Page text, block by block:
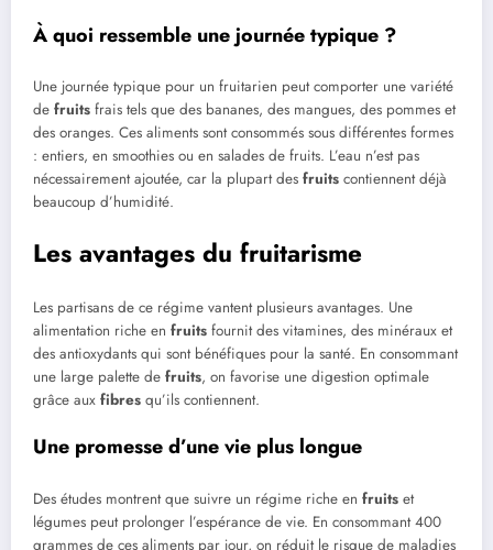
À quoi ressemble une journée typique ?
Une journée typique pour un fruitarien peut comporter une variété
de fruits frais tels que des bananes, des mangues, des pommes et
des oranges. Ces aliments sont consommés sous différentes formes
: entiers, en smoothies ou en salades de fruits. L’eau n’est pas
nécessairement ajoutée, car la plupart des fruits contiennent déjà
beaucoup d’humidité.
Les avantages du fruitarisme
Les partisans de ce régime vantent plusieurs avantages. Une
alimentation riche en fruits fournit des vitamines, des minéraux et
des antioxydants qui sont bénéfiques pour la santé. En consommant
une large palette de fruits, on favorise une digestion optimale
grâce aux fibres qu’ils contiennent.
Une promesse d’une vie plus longue
Des études montrent que suivre un régime riche en fruits et
légumes peut prolonger l’espérance de vie. En consommant 400
grammes de ces aliments par jour, on réduit le risque de maladies